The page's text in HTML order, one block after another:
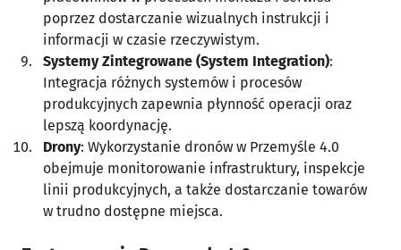
poprzez dostarczanie wizualnych instrukcji i
informacji w czasie rzeczywistym.
Systemy Zintegrowane (System Integration):
Integracja różnych systemów i procesów
produkcyjnych zapewnia płynność operacji oraz
lepszą koordynację.
Drony: Wykorzystanie dronów w Przemyśle 4.0
obejmuje monitorowanie infrastruktury, inspekcje
linii produkcyjnych, a także dostarczanie towarów
w trudno dostępne miejsca.